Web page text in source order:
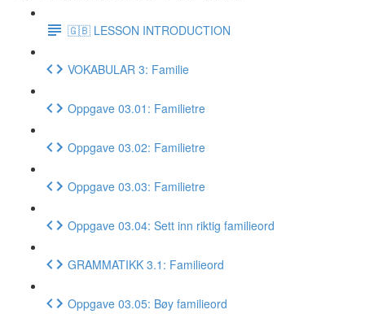
🇬🇧 LESSON INTRODUCTION
VOKABULAR 3: Familie
Oppgave 03.01: Familietre
Oppgave 03.02: Familietre
Oppgave 03.03: Familietre
Oppgave 03.04: Sett inn riktig familieord
GRAMMATIKK 3.1: Familieord
Oppgave 03.05: Bøy familieord